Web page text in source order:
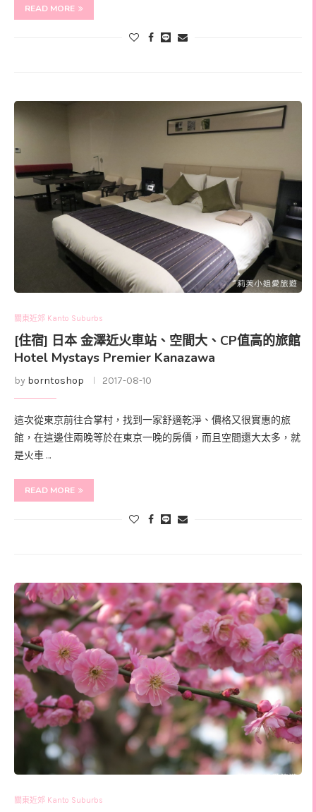
READ MORE
關東近郊 Kanto Suburbs
[住宿] 日本 金澤近火車站、空間大、CP值高的旅館
Hotel Mystays Premier Kanazawa
by borntoshop 2017-08-10
這次從東京前往合掌村，找到一家舒適乾淨、價格又很實惠的旅
館，在這邊住兩晚等於在東京一晚的房價，而且空間還大太多，就
是火車 …
READ MORE
關東近郊 Kanto Suburbs